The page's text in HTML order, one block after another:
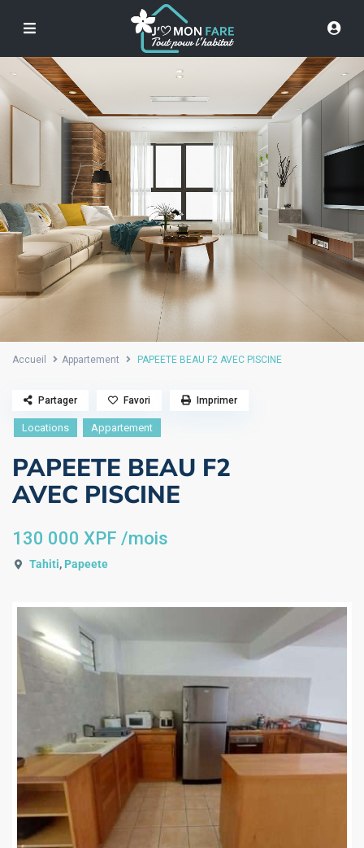
Accueil Appartement PAPEETE BEAU F2 AVEC PISCINE
Locations Appartement
PAPEETE BEAU F2
AVEC PISCINE
130 000 XPF/mois
Tahiti, Papeete
Partager Favori Imprimer